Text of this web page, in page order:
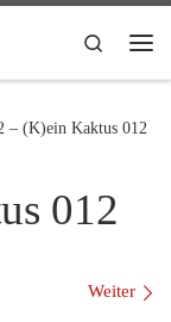
Search
– (K)ein Kaktus 012
012
Weiter